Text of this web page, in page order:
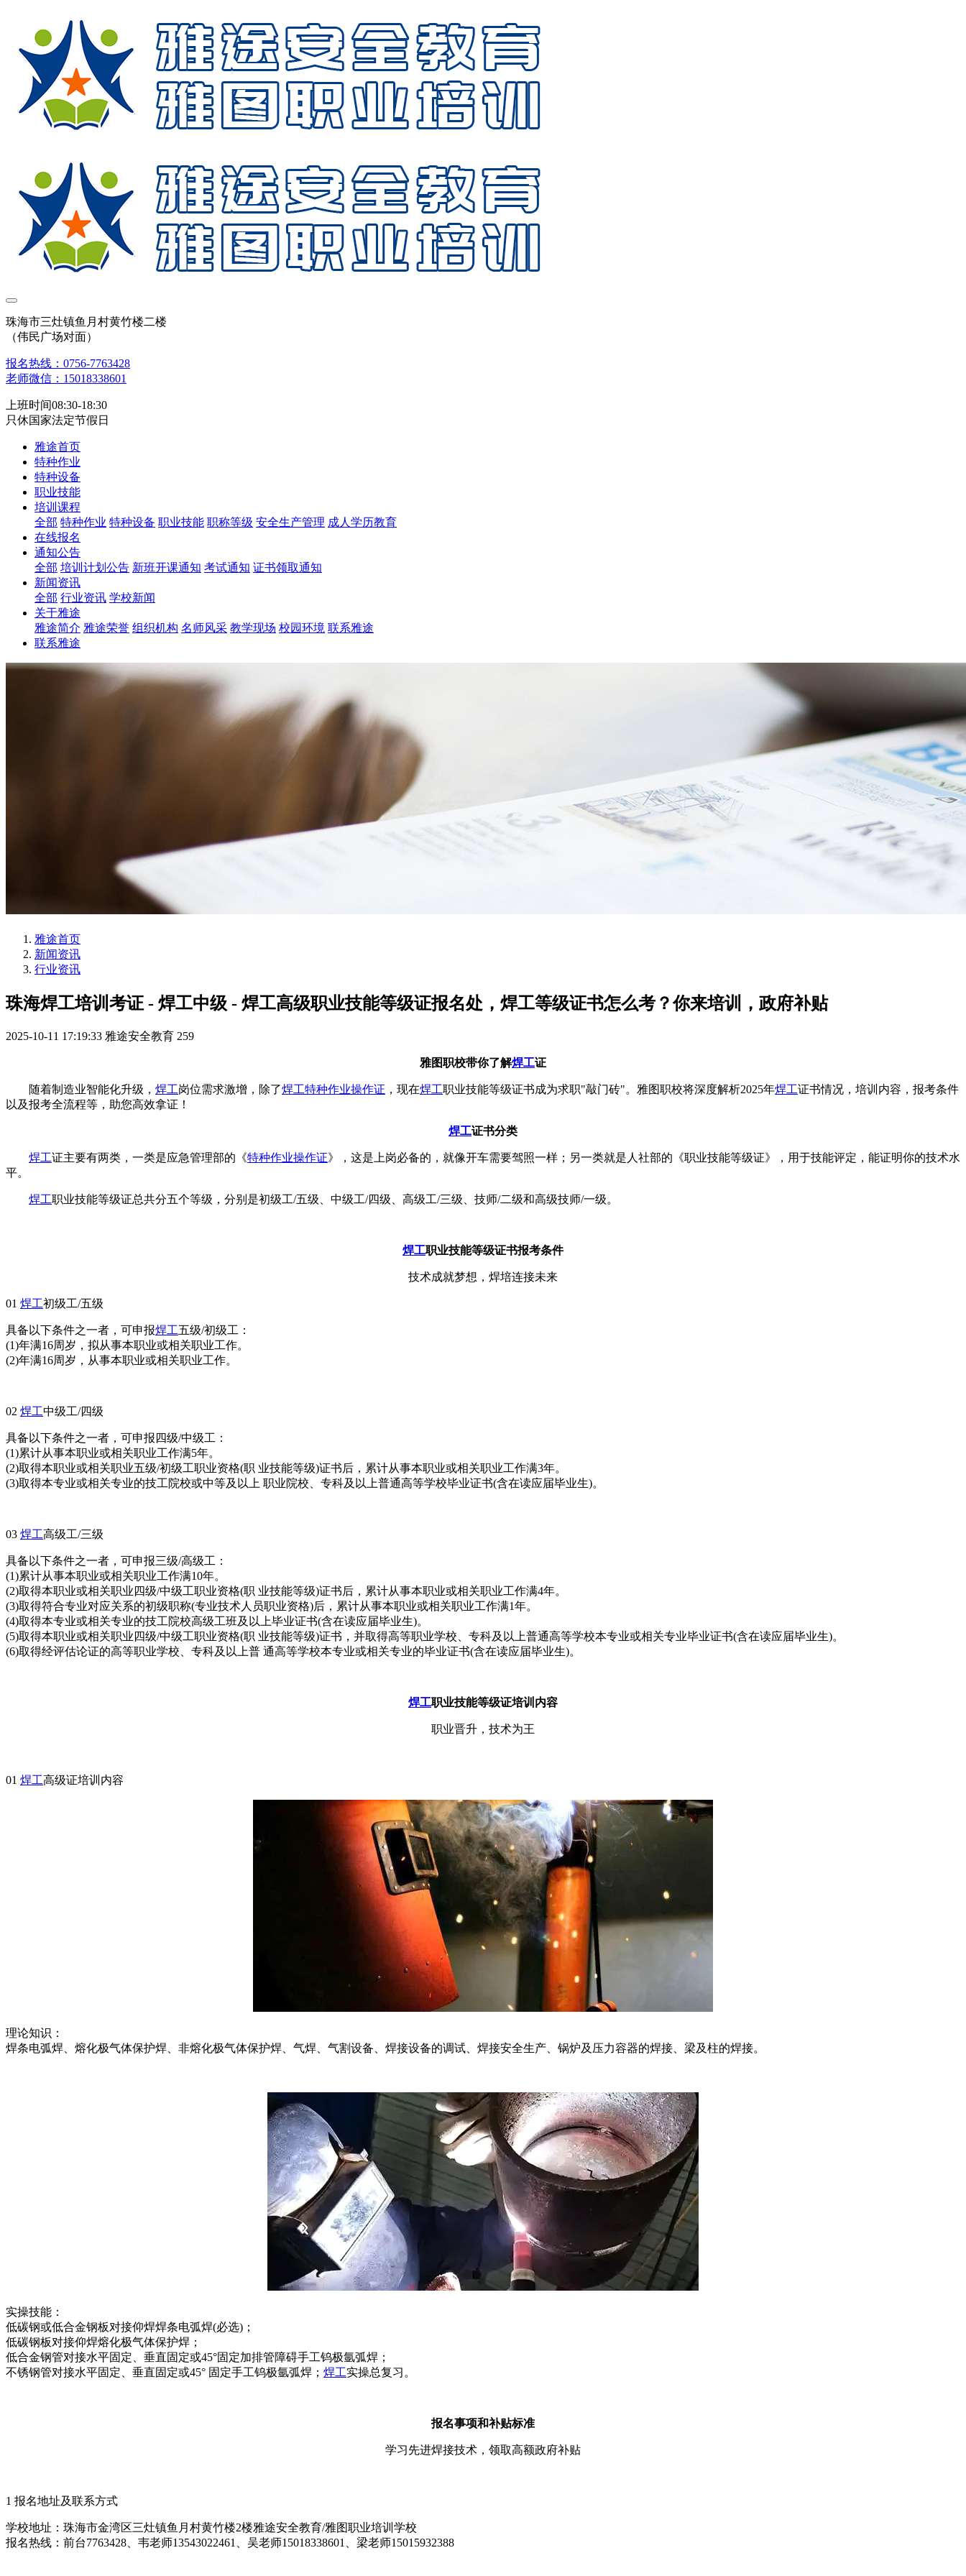
珠海市三灶镇鱼月村黄竹楼二楼
（伟民广场对面）
报名热线：0756-7763428
老师微信：15018338601
上班时间08:30-18:30
只休国家法定节假日
雅途首页
特种作业
特种设备
职业技能
培训课程
全部 特种作业 特种设备 职业技能 职称等级 安全生产管理 成人学历教育
在线报名
通知公告
全部 培训计划公告 新班开课通知 考试通知 证书领取通知
新闻资讯
全部 行业资讯 学校新闻
关于雅途
雅途简介 雅途荣誉 组织机构 名师风采 教学现场 校园环境 联系雅途
联系雅途
雅途首页
新闻资讯
行业资讯
珠海焊工培训考证 - 焊工中级 - 焊工高级职业技能等级证报名处，焊工等级证书怎么考？你来培训，政府补贴
2025-10-11 17:19:33 雅途安全教育 259
雅图职校带你了解焊工证
随着制造业智能化升级， 焊工岗位需求激增，除了焊工特种作业操作证 ，现在焊工职业技能等级证书成为求职"敲门砖"。雅图职校将深度解析2025年焊工证书情况，培训内容，报考条件
以及报考全流程等，助您高效拿证！
焊工证书分类
焊工证主要有两类，一类是应急管理部的《特种作业操作证》，这是上岗必备的，就像开车需要驾照一样；另一类就是人社部的《职业技能等级证》，用于技能评定，能证明你的技术水
平。
焊工职业技能等级证总共分五个等级，分别是初级工/五级、中级工/四级、高级工/三级、技师/二级和高级技师/一级。
焊工职业技能等级证书报考条件
技术成就梦想，焊培连接未来
01 焊工初级工/五级
具备以下条件之一者，可申报焊工五级/初级工：
(1)年满16周岁，拟从事本职业或相关职业工作。
(2)年满16周岁，从事本职业或相关职业工作。
02 焊工中级工/四级
具备以下条件之一者，可申报四级/中级工：
(1)累计从事本职业或相关职业工作满5年。
(2)取得本职业或相关职业五级/初级工职业资格(职 业技能等级)证书后，累计从事本职业或相关职业工作满3年。
(3)取得本专业或相关专业的技工院校或中等及以上 职业院校、专科及以上普通高等学校毕业证书(含在读应届毕业生)。
03 焊工高级工/三级
具备以下条件之一者，可申报三级/高级工：
(1)累计从事本职业或相关职业工作满10年。
(2)取得本职业或相关职业四级/中级工职业资格(职 业技能等级)证书后，累计从事本职业或相关职业工作满4年。
(3)取得符合专业对应关系的初级职称(专业技术人员职业资格)后，累计从事本职业或相关职业工作满1年。
(4)取得本专业或相关专业的技工院校高级工班及以上毕业证书(含在读应届毕业生)。
(5)取得本职业或相关职业四级/中级工职业资格(职 业技能等级)证书，并取得高等职业学校、专科及以上普通高等学校本专业或相关专业毕业证书(含在读应届毕业生)。
(6)取得经评估论证的高等职业学校、专科及以上普 通高等学校本专业或相关专业的毕业证书(含在读应届毕业生)。
焊工职业技能等级证培训内容
职业晋升，技术为王
01 焊工高级证培训内容
理论知识：
焊条电弧焊、熔化极气体保护焊、非熔化极气体保护焊、气焊、气割设备、焊接设备的调试、焊接安全生产、锅炉及压力容器的焊接、梁及柱的焊接。
实操技能：
低碳钢或低合金钢板对接仰焊焊条电弧焊(必选)；
低碳钢板对接仰焊熔化极气体保护焊；
低合金钢管对接水平固定、垂直固定或45°固定加排管障碍手工钨极氩弧焊；
不锈钢管对接水平固定、垂直固定或45° 固定手工钨极氩弧焊； 焊工实操总复习。
报名事项和补贴标准
学习先进焊接技术，领取高额政府补贴
1 报名地址及联系方式
学校地址：珠海市金湾区三灶镇鱼月村黄竹楼2楼雅途安全教育/雅图职业培训学校
报名热线：前台7763428、韦老师13543022461、吴老师15018338601、梁老师15015932388